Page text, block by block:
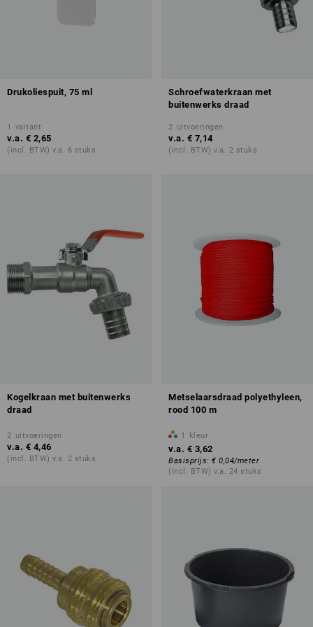
Drukoliespuit, 75 ml
1 variant
v.a. € 2,65
(incl. BTW) v.a. 6 stuks
Schroefwaterkraan met
buitenwerks draad
2 uitvoeringen
v.a. € 7,14
(incl. BTW) v.a. 2 stuks
Kogelkraan met buitenwerks
draad
2 uitvoeringen
v.a. € 4,46
(incl. BTW) v.a. 2 stuks
Metselaarsdraad polyethyleen,
rood 100 m
1 kleur
v.a. € 3,62
Basisprijs: € 0,04/meter
(incl. BTW) v.a. 24 stuks